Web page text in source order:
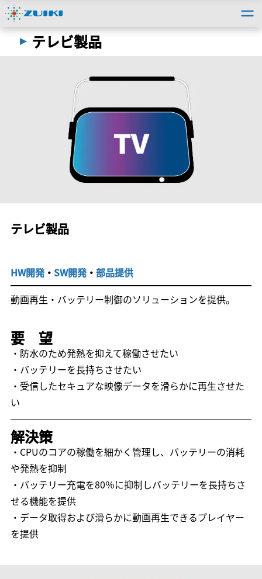
トップ＞法人のお客様
テレビ製品
テレビ製品
HW開発・ SW開発・ 部品提供
動画再生・バッテリー制御のソリューションを提供。
要 望
・防水のため発熱を抑えて稼働させたい
・バッテリーを長持ちさせたい
・受信したセキュアな映像データを滑らかに再生させた
い
解決策
・CPUのコアの稼働を細かく管理し、バッテリーの消耗
や発熱を抑制
・バッテリー充電を80％に抑制しバッテリーを長持ちさ
せる機能を提供
・データ取得および滑らかに動画再生できるプレイヤー
を提供